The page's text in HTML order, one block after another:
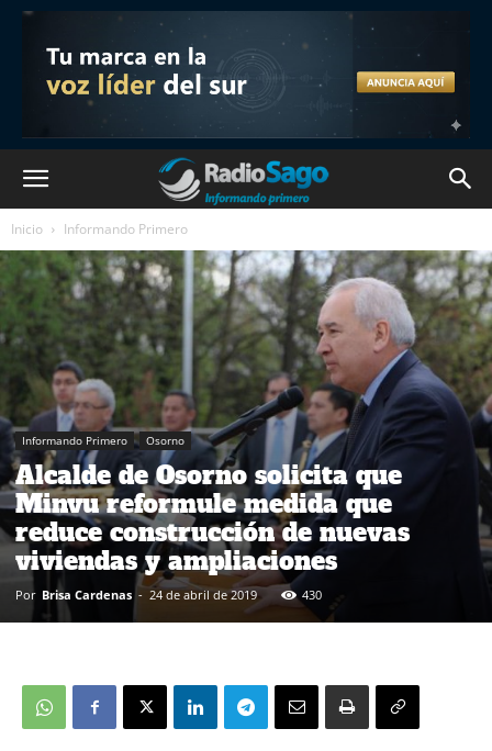
Inicio Informando Primero
Informando Primero Osorno
Alcalde de Osorno solicita que
Minvu reformule medida que
reduce construcción de nuevas
viviendas y ampliaciones
Por Brisa Cardenas - 24 de abril de 2019 430